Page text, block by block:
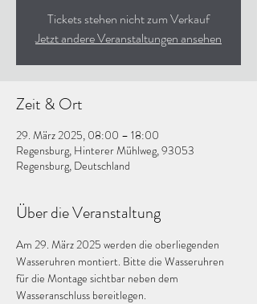
Tickets stehen nicht zum Verkauf
Jetzt andere Veranstaltungen ansehen
Zeit & Ort
29. März 2025, 08:00 – 18:00
Regensburg, Hinterer Mühlweg, 93053
Regensburg, Deutschland
Über die Veranstaltung
Am 29. März 2025 werden die oberliegenden
Wasseruhren montiert. Bitte die Wasseruhren
für die Montage sichtbar neben dem
Wasseranschluss bereitlegen.